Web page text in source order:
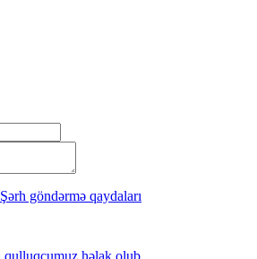
Şərh göndərmə qaydaları